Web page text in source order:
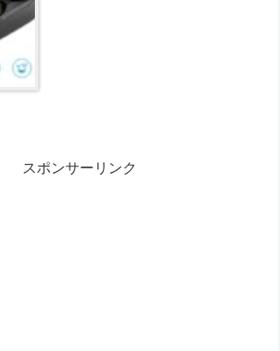
スポンサーリンク